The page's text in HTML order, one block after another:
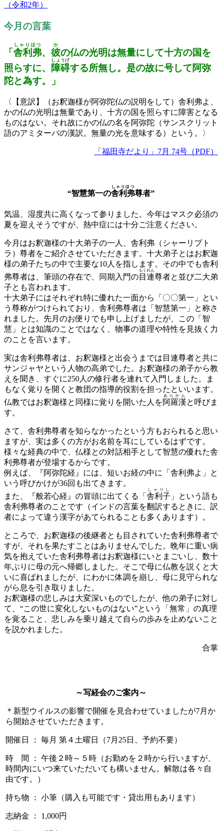
（令和2年）
今月の言葉
「舎利弗
しゃりほつ
、 彼
か
の仏の光明は無量にして十方の国を
照らすに、 障碍
しょうげ
する所無し。是の故に号して阿弥
陀と為す。」
〈【意訳】（お釈迦様が阿弥陀仏の説明をして）舎利弗よ、
かの仏の光明は無量であり、十方の国を照らすに障害となる
ものはない。それ故にかの仏の名を阿弥陀（サンスクリット
語のアミターバの漢訳。無量の光を意味する）という。〉
「福田寺だより」7月 74号（PDF）
“智慧第一の舎利弗
しゃりほつ
尊者”
気温、湿度共に高くなって参りました。今年はマスク必須の
夏を迎えそうですが、熱中症には十分ご注意ください。
今月はお釈迦様の十大弟子の一人、舎利弗（シャーリプト
ラ）尊者をご紹介させていただきます。十大弟子とはお釈迦
様の弟子たちの中で主要な10人を指します。その中でも舎利
弗尊者は、筆頭の存在で、同期入門の目連
もくれん
尊者と並び二大弟
子とも言われます。
十大弟子にはそれぞれ特に優れた一面から「〇〇第一」とい
う尊称がつけられており、舎利弗尊者は「智慧第一」と称さ
れました。先月のお便りでも申し上げましたが、この「智
慧」とは知識のことではなく、物事の道理や特性を見抜く力
のことを言います。
実は舎利弗尊者は、お釈迦様と出会うまでは目連尊者と共に
サンジャヤという人物の高弟でした。お釈迦様の弟子から教
えを聞き、すぐに250人の修行者を連れて入門しました。ま
もなく覚りを開くと教団の指導的役割を担ったといいます。
仏教ではお釈迦様と同様に覚りを開いた人を阿羅漢
あらかん
と呼びま
す。
さて、舎利弗尊者を知らなかったという方もおられると思い
ますが、実は多くの方がお名前を耳にしているはずです。
様々な経典の中で、仏様との対話相手として智慧の優れた舎
利弗尊者が登場するからです。
例えば、『阿弥陀経』には、短いお経の中に「舎利弗よ」と
いう呼びかけが36回も出てきます。
また、『般若心経』の冒頭に出てくる「 舎利子
しゃりし
」という語も
舎利弗尊者のことです（インドの言葉を翻訳するときに、訳
者によって違う漢字があてられることも多くあります）。
ところで、お釈迦様の後継者とも目されていた舎利弗尊者で
すが、それを果たすことはありませんでした。晩年に重い病
気を抱えていた舎利弗尊者はお釈迦様にいとまごいし、数十
年ぶりに母の元へ帰郷しました。そこで母に仏教を説くと大
いに喜ばれましたが、にわかに体調を崩し、母に見守られな
がら息を引き取りました。
お釈迦様の悲しみは大変深いものでしたが、他の弟子に対し
て、“この世に変化しないものはない”という「無常」の真理
を覚ること、悲しみを乗り越えて自らの歩みを止めないこと
を説かれました。
合掌
～写経会のご案内～
＊新型ウイルスの影響で開催を見合わせていましたが7月か
ら開始させていただきます。
開催日 ： 毎月 第４土曜日（7月25日、予約不要）
時 間 ： 午後２時～５時（お勤めを２時から行いますが、
時間内にいつ来ていただいても構いません。解散は各々自
由です。）
持ち物 ： 小筆（購入も可能です・貸出用もあります）
志納金 ： 1,000円